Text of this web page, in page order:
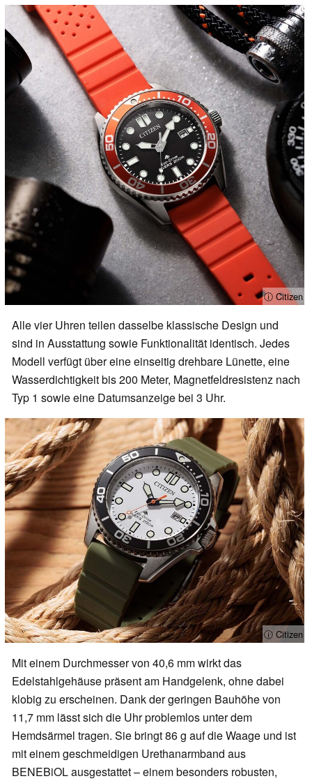
ⓘ Citizen
Alle vier Uhren teilen dasselbe klassische Design und
sind in Ausstattung sowie Funktionalität identisch. Jedes
Modell verfügt über eine einseitig drehbare Lünette, eine
Wasserdichtigkeit bis 200 Meter, Magnetfeldresistenz nach
Typ 1 sowie eine Datumsanzeige bei 3 Uhr.
ⓘ Citizen
Mit einem Durchmesser von 40,6 mm wirkt das
Edelstahlgehäuse präsent am Handgelenk, ohne dabei
klobig zu erscheinen. Dank der geringen Bauhöhe von
11,7 mm lässt sich die Uhr problemlos unter dem
Hemdsärmel tragen. Sie bringt 86 g auf die Waage und ist
mit einem geschmeidigen Urethanarmband aus
BENEBiOL ausgestattet – einem besonders robusten,